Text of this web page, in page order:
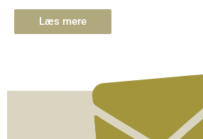
Læs mere